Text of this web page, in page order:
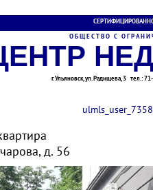
О Б Щ Е С Т В О С О Г Р А Н И
г. Ульяновск, ул. Радищева, 3 тел.:
ulmls_user_7358
д. 56